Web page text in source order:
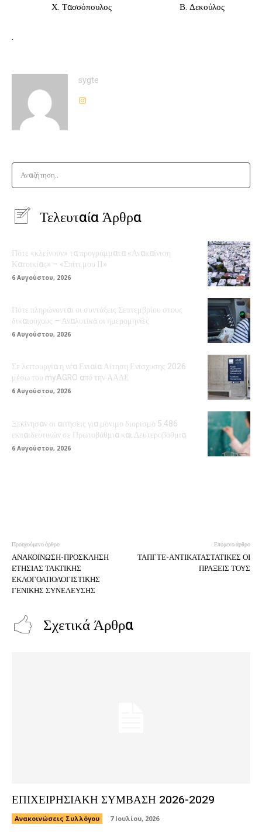
Χ. Τασσόπουλος Β. Δεκούλος
.
sygte
Αναζήτηση..
Τελευταία Άρθρα
Πότε «κλείνουν» τα προγράμματα «Ανακαίνιση
Κατοικίας» – «Σπίτι μου ΙΙ»
6 Αυγούστου, 2026
Πότε πληρώνονται οι συντάξεις Σεπτεμβρίου στους
δικαιούχους – Αναλυτικά οι ημερομηνίες
6 Αυγούστου, 2026
Σε λειτουργία η νέα Ενιαία Αίτηση Ενίσχυσης 2026
μέσω του myAGRO από την ΑΑΔΕ
6 Αυγούστου, 2026
Ξεκίνησαν οι αιτήσεις για μόνιμο διορισμό 5.486
εκπαιδευτικών σε Πρωτοβάθμια και Δευτεροβάθμια
6 Αυγούστου, 2026
Προηγούμενο άρθρο
ΑΝΑΚΟΙΝΩΣΗ-ΠΡΟΣΚΛΗΣΗ
ΕΤΗΣΙΑΣ ΤΑΚΤΙΚΗΣ
ΕΚΛΟΓΟΑΠΟΛΟΓΙΣΤΙΚΗΣ
ΓΕΝΙΚΗΣ ΣΥΝΕΛΕΥΣΗΣ
Επόμενο άρθρο
ΤΑΠΓΤΕ-ΑΝΤΙΚΑΤΑΣΤΑΤΙΚΕΣ ΟΙ
ΠΡΑΞΕΙΣ ΤΟΥΣ
Σχετικά Άρθρα
ΕΠΙΧΕΙΡΗΣΙΑΚΗ ΣΥΜΒΑΣΗ 2026-2029
Ανακοινώσεις Συλλόγου 7 Ιουλίου, 2026